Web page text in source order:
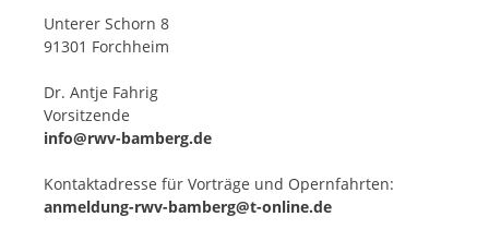
Un­te­rer Schorn 8
91301 Forchheim
Dr. Ant­je Fahrig
Vorsitzende
info@rwv-bamberg.de
Kon­takt­adres­se für Vor­trä­ge und Opern­fahr­ten:
anmeldung-rwv-bamberg@t-online.de